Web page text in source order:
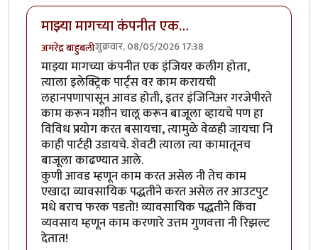
माझ्या मागच्या कंपनीत एक…
अमरेंद्र बाहुबलीशुक्रवार, 08/05/2026 17:38
माझ्या मागच्या कंपनीत एक इंजियर कलीग होता,
त्याला इलेक्ट्रिक पार्ट्स वर काम करायची
लहानपणापासून आवड होती, इतर इंजिनिअर गरजेपीरते
काम करून मशीन चालू करून बाजूला व्हायचे पण हा
विविध प्रयोग करत बसायचा, त्यामुळे वेळही जायचा नि
काही पार्टही उडायचे. शेवटी त्याला त्या कामातूनच
बाजूला काढण्यात आले.
कुणी आवड म्हणून काम करत असेल नी तेच काम
एखादा व्यावसायिक पद्धतीने करत असेल तर आउटपुट
मधे बराच फरक पडतो! व्यावसायिक पद्धतीने किंवा
व्यवसाय म्हणून काम करणारे उत्तम गुणवत्ता नी रिझल्ट
देतात!